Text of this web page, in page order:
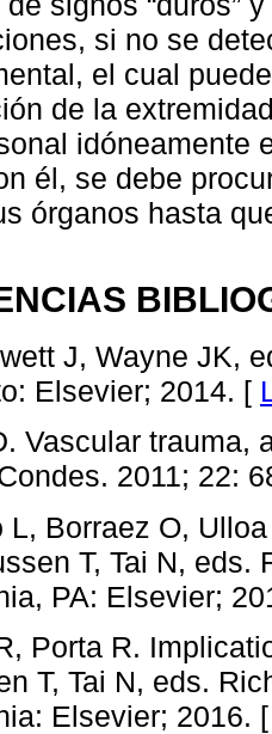
si no se
el cual
de la
idóneamente
él, se debe
órganos hasta
J, Wayne JK,
Elsevier; 2014. [
Vascular trauma,
2011; 22:
L, Borraez O,
T, Tai N, eds.
PA: Elsevier;
Porta R.
T, Tai N, eds.
Elsevier; 2016.